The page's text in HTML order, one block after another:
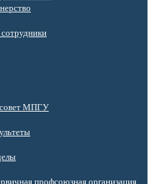
совет МПГУ
профсоюзная организация